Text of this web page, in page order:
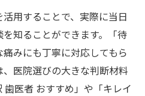
用することで、実際に当日
知ることができます。「待
みにも丁寧に対応してもら
医院選びの大きな判断材料
歯医者 おすすめ」や「キレイ